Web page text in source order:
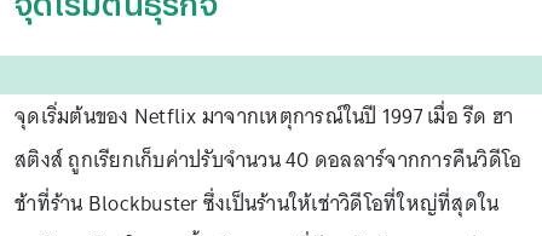
จุดเริ่มต้นของ Netflix มาจากเหตุการณ์ในปี 1997 เมื่อ รีด ฮา
สติงส์ ถูกเรียกเก็บค่าปรับจำนวน 40 ดอลลาร์จากการคืนวิดีโอ
ช้าที่ร้าน Blockbuster ซึ่งเป็นร้านให้เช่าวิดีโอที่ใหญ่ที่สุดใน